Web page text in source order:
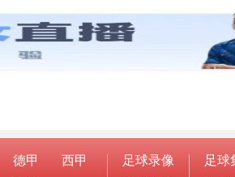
德甲
西甲
足球录像
足球